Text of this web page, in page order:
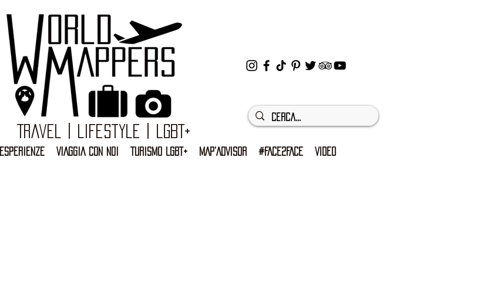
Travel | Lifestyle | LGBT+
ESPERIENZE VIAGGIA CON NOI TURISMO LGBT+ MAP'ADVISOR #FACE2FACE VIDEO